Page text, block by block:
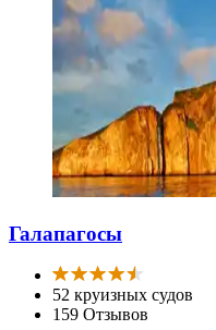
Галапагосы
52 круизных судов
159 Отзывов